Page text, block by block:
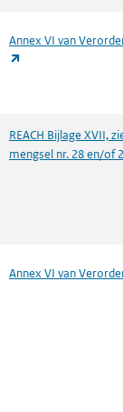
Annex VI van
REACH Bijlage XVII,
mengsel nr. 28 en/of
Annex VI van